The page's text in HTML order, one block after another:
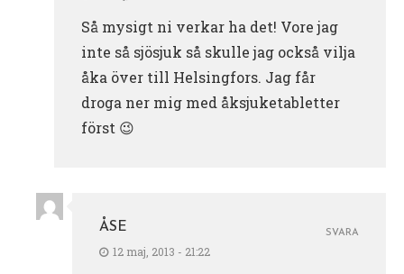
Så mysigt ni verkar ha det! Vore jag
inte så sjösjuk så skulle jag också vilja
åka över till Helsingfors. Jag får
droga ner mig med åksjuketabletter
först 😉
ÅSE
12 maj, 2013 - 21:22
SVARA